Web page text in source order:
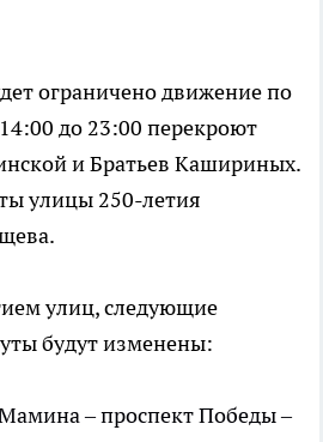
ограничено движение по
до 23:00 перекроют
и Братьев Кашириных.
улицы 250-летия
улиц, следующие
будут изменены:
– проспект Победы –